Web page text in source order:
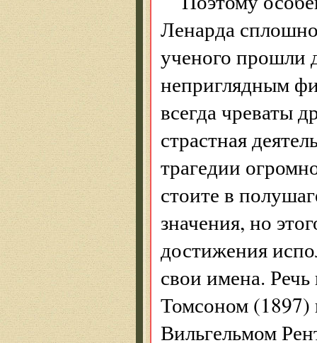
Ленарда
ученого прошли
неприглядным
всегда чреваты
страстная
трагедии
стоите в
значения, но
достижения
свои имена.
Томсоном (1897)
Вильгельмом